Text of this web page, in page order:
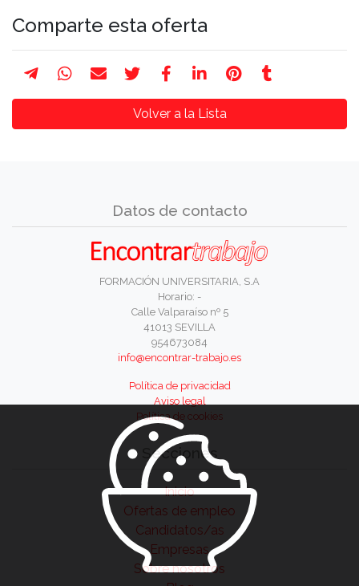
Comparte esta oferta
Volver a la Lista
Datos de contacto
FORMACIÓN UNIVERSITARIA, S.A
Horario: -
Calle Valparaíso nº 5
41013 SEVILLA
954673084
info@encontrar-trabajo.es
Política de privacidad
Aviso legal
Política de cookies
Secciones
Inicio
Ofertas de empleo
Candidatos/as
Empresas
Sobre nosotros